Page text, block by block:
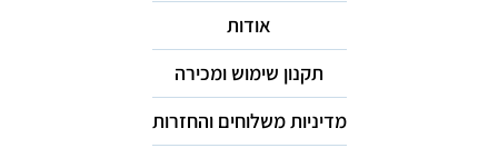
אודות
תקנון שימוש ומכירה
מדיניות משלוחים והחזרות